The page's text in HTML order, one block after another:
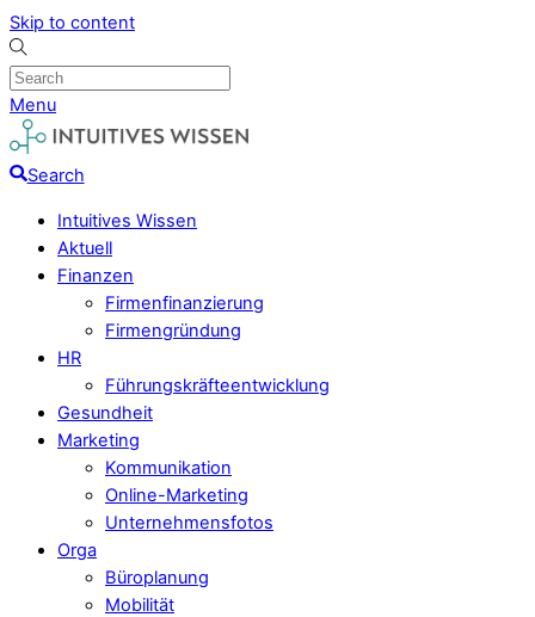
Skip to content
Menu
Search
Intuitives Wissen
Aktuell
Finanzen
Firmenfinanzierung
Firmengründung
HR
Führungskräfteentwicklung
Gesundheit
Marketing
Kommunikation
Online-Marketing
Unternehmensfotos
Orga
Büroplanung
Mobilität